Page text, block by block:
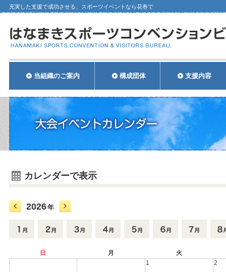
充実した支援で成功させる、スポーツイベントなら花巻で
当組織のご案内 構成団体 支援内容
カレンダーで表示
2026年
日 月
火
1
2